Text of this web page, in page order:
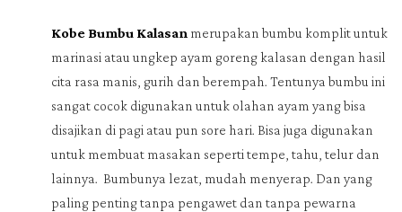
Kobe Bumbu Kalasan merupakan bumbu komplit untuk
marinasi atau ungkep ayam goreng kalasan dengan hasil
cita rasa manis, gurih dan berempah. Tentunya bumbu ini
sangat cocok digunakan untuk olahan ayam yang bisa
disajikan di pagi atau pun sore hari. Bisa juga digunakan
untuk membuat masakan seperti tempe, tahu, telur dan
lainnya. Bumbunya lezat, mudah menyerap. Dan yang
paling penting tanpa pengawet dan tanpa pewarna